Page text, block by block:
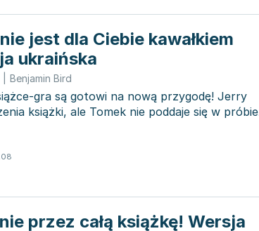
jest dla Ciebie kawałkiem
ukraińska
Benjamin Bird
gra są gotowi na nową przygodę! Jerry
książki, ale Tomek nie poddaje się w próbie
przez całą książkę! Wersja